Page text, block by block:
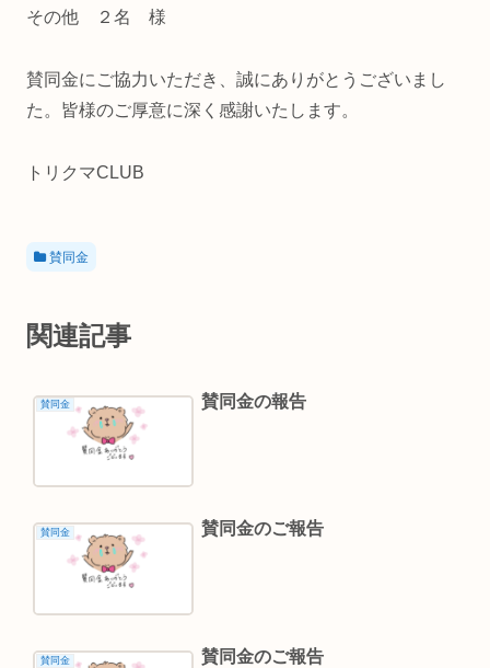
その他 ２名 様
賛同金にご協力いただき、誠にありがとうございまし
た。皆様のご厚意に深く感謝いたします。
トリクマCLUB
賛同金
関連記事
賛同金 賛同金の報告
賛同金 賛同金のご報告
賛同金 賛同金のご報告